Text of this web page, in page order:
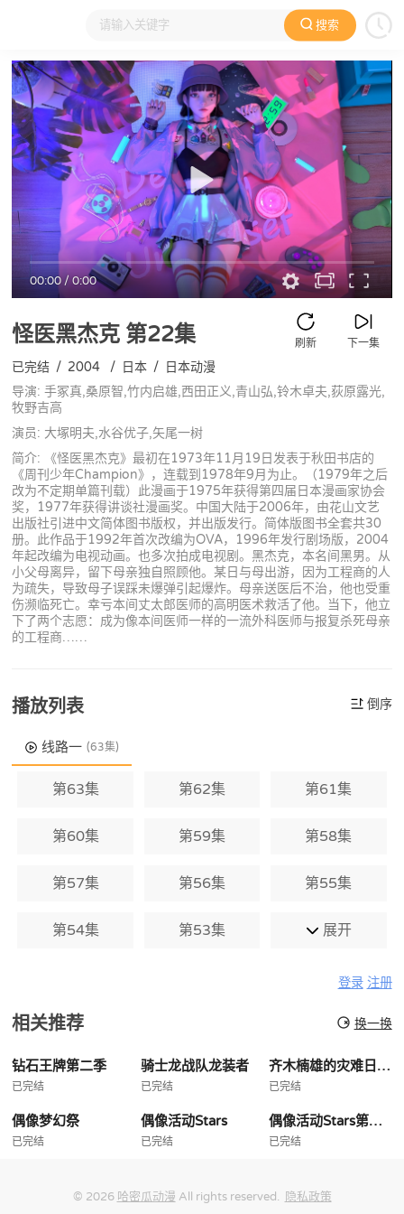
搜索
大家在看 日本动漫 国产动漫 欧美动漫 动漫电影
00:00/0:00
怪医黑杰克 第22集 下一集
刷新
已完结 / 2004 / 日本 / 日本动漫
导演: 手冢真,桑原智,竹内启雄,西田正义,青山弘,铃木卓夫,荻原露光,
牧野吉高
演员: 大塚明夫,水谷优子,矢尾一树
简介: 《怪医黑杰克》最初在1973年11月19日发表于秋田书店的
《周刊少年Champion》，连载到1978年9月为止。（1979年之后
改为不定期单篇刊载）此漫画于1975年获得第四届日本漫画家协会
奖，1977年获得讲谈社漫画奖。中国大陆于2006年，由花山文艺
出版社引进中文简体图书版权，并出版发行。简体版图书全套共30
册。此作品于1992年首次改编为OVA，1996年发行剧场版，2004
年起改编为电视动画。也多次拍成电视剧。黑杰克，本名间黑男。从
小父母离异，留下母亲独自照顾他。某日与母出游，因为工程商的人
为疏失，导致母子误踩未爆弹引起爆炸。母亲送医后不治，他也受重
伤濒临死亡。幸亏本间丈太郎医师的高明医术救活了他。当下，他立
下了两个志愿：成为像本间医师一样的一流外科医师与报复杀死母亲
的工程商……
播放列表 倒序
线路一 (63集)
第63集 第62集 第61集
第60集 第59集 第58集
第57集 第56集 第55集
第54集 第53集 展开
登录 注册
相关推荐 换一换
钻石王牌第二季
已完结
骑士龙战队龙装者
已完结
齐木楠雄的灾难日播版
已完结
偶像梦幻祭
已完结
偶像活动Stars
已完结
偶像活动Stars第二季
已完结
© 2026 哈密瓜动漫 All rights reserved. 隐私政策